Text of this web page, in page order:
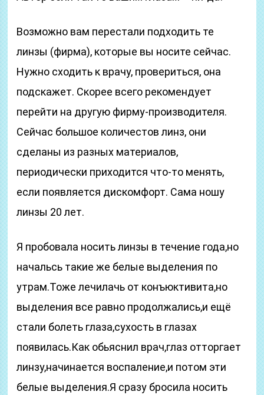
Возможно вам перестали подходить те
линзы (фирма), которые вы носите сейчас.
Нужно сходить к врачу, провериться, она
подскажет. Скорее всего рекомендует
перейти на другую фирму-производителя.
Сейчас большое количестов линз, они
сделаны из разных материалов,
периодически приходится что-то менять,
если появляется дискомфорт. Сама ношу
линзы 20 лет.
Я пробовала носить линзы в течение года,но
начальсь такие же белые выделения по
утрам.Тоже лечилачь от конъюктивита,но
выделения все равно продолжались,и ещё
стали болеть глаза,сухость в глазах
появилась.Как обьяснил врач,глаз отторгает
линзу,начинается воспаление,и потом эти
белые выделения.Я сразу бросила носить